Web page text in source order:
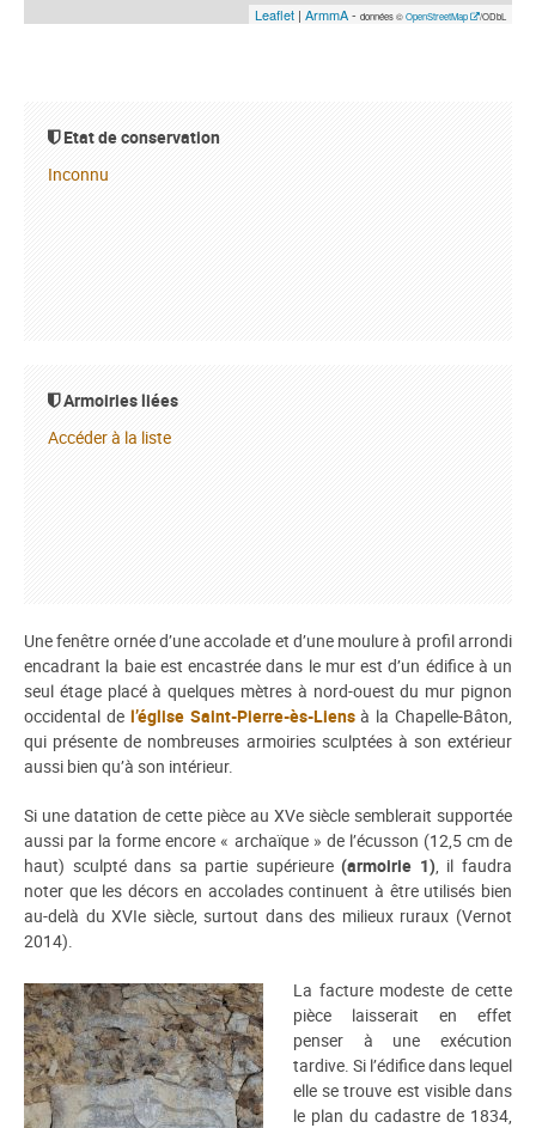
Leaflet | ArmmA- données ©OpenStreetMap /ODbL
Etat de conservation
Inconnu
Armoiries liées
Accéder à la liste
Une fenêtre ornée d’une accolade et d’une moulure à profil arrondi
encadrant la baie est encastrée dans le mur est d’un édifice à un
seul étage placé à quelques mètres à nord-ouest du mur pignon
occidental de l’église Saint-Pierre-ès-Liensà la Chapelle-Bâton,
qui présente de nombreuses armoiries sculptées à son extérieur
aussi bien qu’à son intérieur.
Si une datation de cette pièce au XVe siècle semblerait supportée
aussi par la forme encore « archaïque » de l’écusson (12,5 cm de
haut) sculpté dans sa partie supérieure (armoirie 1), il faudra
noter que les décors en accolades continuent à être utilisés bien
au-delà du XVIe siècle, surtout dans des milieux ruraux (Vernot
2014).
La facture modeste de cette
pièce laisserait en effet
penser à une exécution
tardive. Si l’édifice dans lequel
elle se trouve est visible dans
le plan du cadastre de 1834,